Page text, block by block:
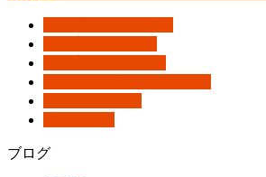
す
ブログ